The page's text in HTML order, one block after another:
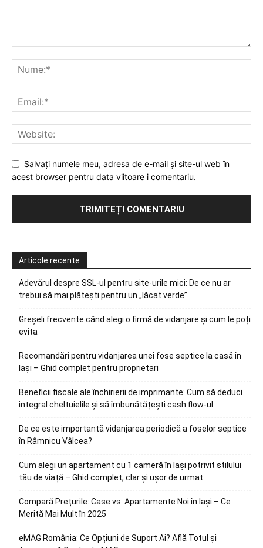
Salvați numele meu, adresa de e-mail și site-ul web în
acest browser pentru data viitoare i comentariu.
Articole recente
Adevărul despre SSL-ul pentru site-urile mici: De ce nu ar
trebui să mai plătești pentru un „lăcat verde”
Greșeli frecvente când alegi o firmă de vidanjare și cum le poți
evita
Recomandări pentru vidanjarea unei fose septice la casă în
Iași – Ghid complet pentru proprietari
Beneficii fiscale ale închirierii de imprimante: Cum să deduci
integral cheltuielile și să îmbunătățești cash flow-ul
De ce este importantă vidanjarea periodică a foselor septice
în Râmnicu Vâlcea?
Cum alegi un apartament cu 1 cameră în Iași potrivit stilului
tău de viață – Ghid complet, clar și ușor de urmat
Compară Prețurile: Case vs. Apartamente Noi în Iași – Ce
Merită Mai Mult în 2025
eMAG România: Ce Opțiuni de Suport Ai? Află Totul și